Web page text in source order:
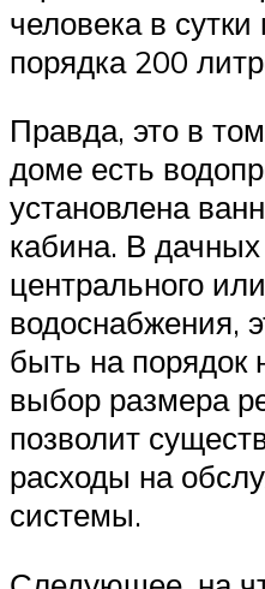
человека в сутки
порядка 200
Правда, это в
доме есть
установлена
кабина. В
центрального
водоснабжения,
быть на
выбор размера
позволит
расходы на
системы.